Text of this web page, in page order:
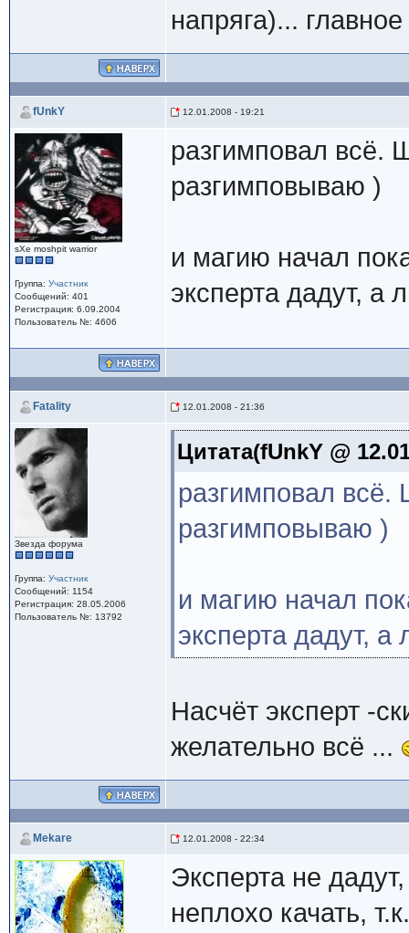
напряга)...
fUnkY 12.01.2008 - 19:21
sXe moshpit warrior
Группа: Участник
Сообщений: 401
Регистрация: 6.09.2004
Пользователь №: 4606
разгимповал всё.
разгимповываю )
и магию начал
эксперта дадут, а
Fatality 12.01.2008 - 21:36
Звезда форума
Группа: Участник
Сообщений: 1154
Регистрация: 28.05.2006
Пользователь №: 13792
Цитата(fUnkY @
разгимповал всё.
разгимповываю )
и магию начал
эксперта дадут, а
Насчёт эксперт -
желательно всё ...
Mekare 12.01.2008 - 22:34
Эксперта не
неплохо качать,